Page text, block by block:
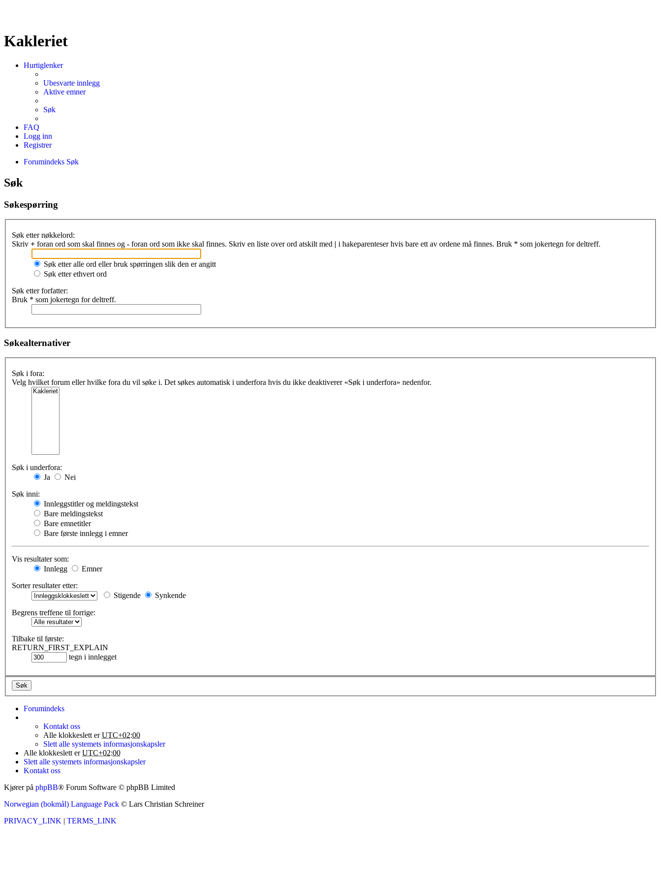
Kakleriet
Hurtiglenker
Ubesvarte innlegg
Aktive emner
Søk
FAQ
Logg inn
Registrer
Forumindeks Søk
Søk
Søkespørring
Søk etter nøkkelord:
Skriv + foran ord som skal finnes og - foran ord som ikke skal finnes. Skriv en liste over ord atskilt med | i hakeparenteser hvis bare ett av ordene må finnes. Bruk * som jokertegn for deltreff.
Søk etter alle ord eller bruk spørringen slik den er angitt
Søk etter ethvert ord
Søk etter forfatter:
Bruk * som jokertegn for deltreff.
Søkealternativer
Søk i fora:
Velg hvilket forum eller hvilke fora du vil søke i. Det søkes automatisk i underfora hvis du ikke deaktiverer «Søk i underfora» nedenfor.
Søk i underfora:
Ja
Nei
Søk inni:
Innleggstitler og meldingstekst
Bare meldingstekst
Bare emnetitler
Bare første innlegg i emner
Vis resultater som:
Innlegg
Emner
Sorter resultater etter:
Stigende
Synkende
Begrens treffene til forrige:
Tilbake til første:
RETURN_FIRST_EXPLAIN
tegn i innlegget
Forumindeks
Kontakt oss
Alle klokkeslett erUTC+02:00
Slett alle systemets informasjonskapsler
Alle klokkeslett erUTC+02:00
Slett alle systemets informasjonskapsler
Kontakt oss
Kjører på phpBB® Forum Software © phpBB Limited
Norwegian (bokmål) Language Pack © Lars Christian Schreiner
PRIVACY_LINK | TERMS_LINK